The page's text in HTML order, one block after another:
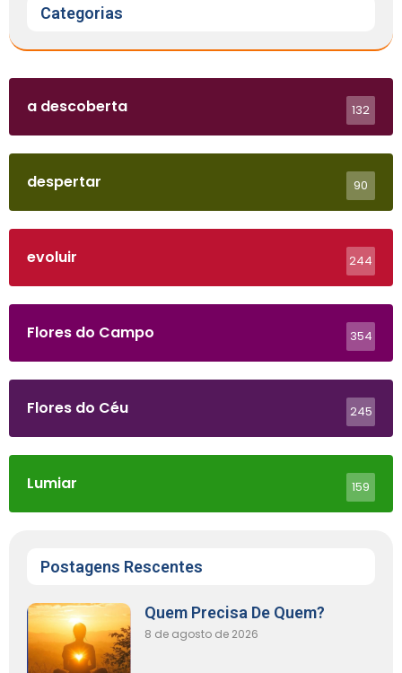
Categorias
a descoberta 132
despertar 90
evoluir 244
Flores do Campo 354
Flores do Céu 245
Lumiar 159
Postagens Rescentes
Quem Precisa De Quem?
8 de agosto de 2026